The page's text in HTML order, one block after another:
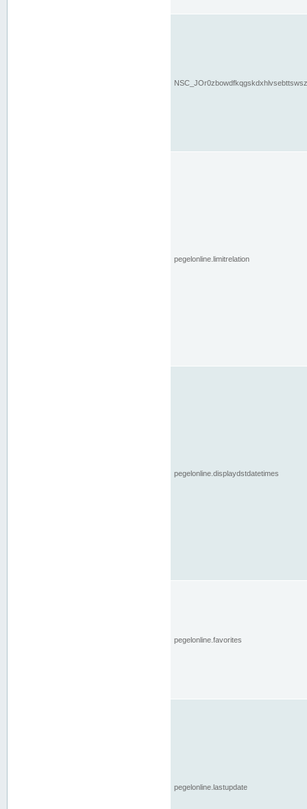
pegelonline.limitrelation
pegelonline.displaydstdatetimes
pegelonline.favorites
pegelonline.lastupdate